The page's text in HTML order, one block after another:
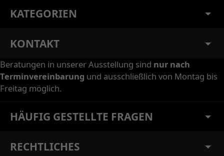
KATEGORIEN
KONTAKT
Beratungen in unserer Ausstellung sind nur nach
Terminvereinbarung und ausschließlich von Montag bis
Freitag möglich.
HÄUFIG GESTELLTE FRAGEN
RECHTLICHES